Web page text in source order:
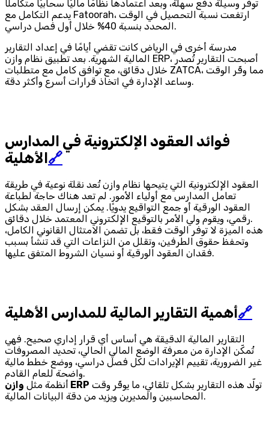
توفر وسيلة دفع سهلة، وبعد اعتمادها نظامًا ماليًا سحابيًا متكاملًا
يدعم التكامل مع Fatoorah، ارتفعت نسبة التحصيل في الوقت
المحدد بنسبة 40% خلال أول فصل دراسي.
مدرسة أخرى في الرياض كانت تقضي أيامًا في إعداد التقارير
المالية الشهرية. بعد تطبيق نظام وازن ERP، أصبحت التقارير تُصدر
خلال دقائق، مع توافق كامل مع متطلبات ZATCA، مما وفّر الوقت
وساعد الإدارة في اتخاذ قرارات أسرع وأكثر دقة.
فوائد العقود الإلكترونية في المدارس
الأهلية 🔗
العقود الإلكترونية التي يتيحها نظام وازن تُعد نقلة نوعية في طريقة
تعامل المدارس مع أولياء الأمور. لم تعد هناك حاجة لطباعة
العقود الورقية أو جمع التواقيع يدويًا. يمكن إرسال العقد بشكل
رقمي، ويقوم ولي الأمر بالتوقيع الإلكتروني المعتمد خلال دقائق.
هذه الميزة لا توفر الوقت فقط، بل تضمن الامتثال القانوني الكامل،
وتحفظ حقوق الطرفين، وتقلل من النزاعات التي قد تنشأ بسبب
فقدان العقود الورقية أو نسيان الشروط المتفق عليها.
أهمية التقارير المالية للمدارس الأهلية🔗
التقارير المالية الدقيقة هي أساس أي قرار إداري صحيح. فهي
تُمكّن الإدارة من معرفة الوضع المالي الحالي، تحديد المصروفات
غير الضرورية، تقييم الإيرادات لكل فصل دراسي، ووضع خطط مالية
واضحة للعام القادم.
أنظمة مثل وازن ERP
المحاسبين والمديرين ويزيد من دقة البيانات المالية.